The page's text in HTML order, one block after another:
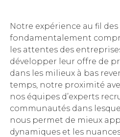
Notre expérience au fil
fondamentalement
les attentes des
développer leur offre de
dans les milieux à bas
temps, notre proximité
nos équipes d’experts
communautés dans
nous permet de mieux
dynamiques et les